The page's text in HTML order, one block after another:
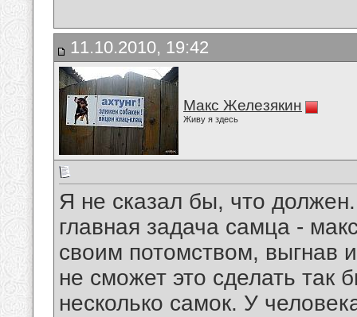
11.10.2010, 19:42
Макс Железякин
Живу я здесь
Я не сказал бы, что должен.
главная задача самца -
своим потомством, выгнав
не сможет это сделать так
несколько самок. У